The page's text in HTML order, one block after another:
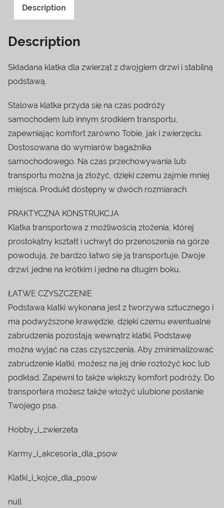
Description
Description
Składana klatka dla zwierząt z dwojgiem drzwi i stabilną
podstawą.
Stalowa klatka przyda się na czas podróży
samochodem lub innym środkiem transportu,
zapewniając komfort zarówno Tobie, jak i zwierzęciu.
Dostosowana do wymiarów bagażnika
samochodowego. Na czas przechowywania lub
transportu można ją złożyć, dzięki czemu zajmie mniej
miejsca. Produkt dostępny w dwóch rozmiarach.
PRAKTYCZNA KONSTRUKCJA
Klatka transportowa z możliwością złożenia, której
prostokątny kształt i uchwyt do przenoszenia na górze
powodują, że bardzo łatwo się ją transportuje. Dwoje
drzwi: jedne na krótkim i jedne na długim boku.
ŁATWE CZYSZCZENIE
Podstawa klatki wykonana jest z tworzywa sztucznego i
ma podwyższone krawędzie, dzięki czemu ewentualne
zabrudzenia pozostają wewnątrz klatki. Podstawę
można wyjąć na czas czyszczenia. Aby zminimalizować
zabrudzenie klatki, możesz na jej dnie rozłożyć koc lub
podkład. Zapewni to także większy komfort podróży. Do
transportera możesz także włożyć ulubione posłanie
Twojego psa.
Hobby_i_zwierzeta
Karmy_i_akcesoria_dla_psow
Klatki_i_kojce_dla_psow
null